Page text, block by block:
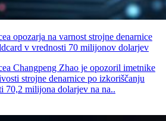
opozarja na varnost strojne denarnice
v vrednosti 70 milijonov dolarjev
Changpeng Zhao je opozoril imetnike
strojne denarnice po izkoriščanju
70,2 milijona dolarjev na na..